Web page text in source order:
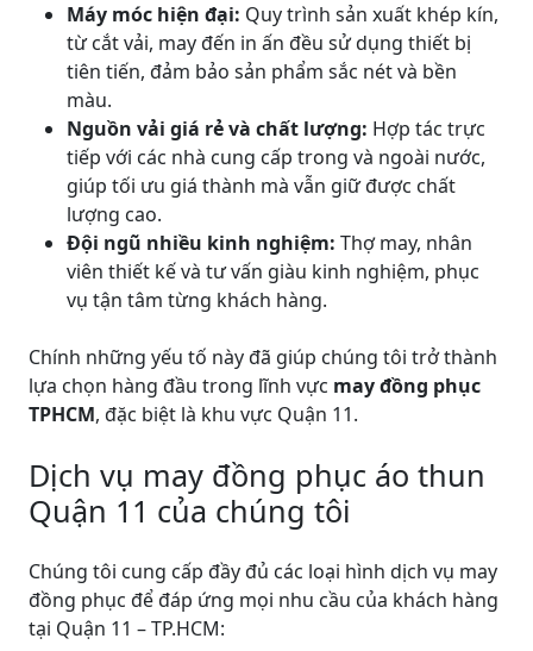
Máy móc hiện đại: Quy trình sản xuất khép kín,
từ cắt vải, may đến in ấn đều sử dụng thiết bị
tiên tiến, đảm bảo sản phẩm sắc nét và bền
màu.
Nguồn vải giá rẻ và chất lượng: Hợp tác trực
tiếp với các nhà cung cấp trong và ngoài nước,
giúp tối ưu giá thành mà vẫn giữ được chất
lượng cao.
Đội ngũ nhiều kinh nghiệm: Thợ may, nhân
viên thiết kế và tư vấn giàu kinh nghiệm, phục
vụ tận tâm từng khách hàng.
Chính những yếu tố này đã giúp chúng tôi trở thành
lựa chọn hàng đầu trong lĩnh vực may đồng phục
TPHCM, đặc biệt là khu vực Quận 11.
Dịch vụ may đồng phục áo thun
Quận 11 của chúng tôi
Chúng tôi cung cấp đầy đủ các loại hình dịch vụ may
đồng phục để đáp ứng mọi nhu cầu của khách hàng
tại Quận 11 – TP.HCM: